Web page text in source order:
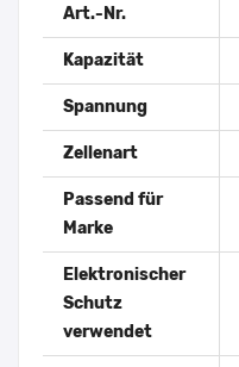
Art.-Nr.
Kapazität
Spannung
Zellenart
Passend für
Marke
Elektronischer
Schutz
verwendet